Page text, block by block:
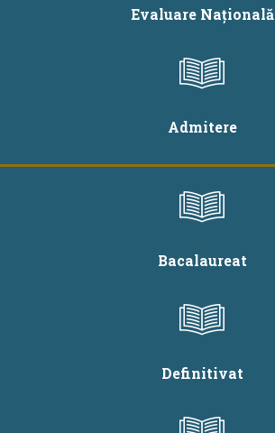
Evaluare Națională
Admitere
Bacalaureat
Definitivat